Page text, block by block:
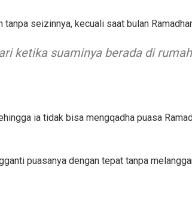
seizinnya, kecuali saat bulan
ketika suaminya berada di
ia tidak bisa mengqadha puasa
puasanya dengan tepat tanpa